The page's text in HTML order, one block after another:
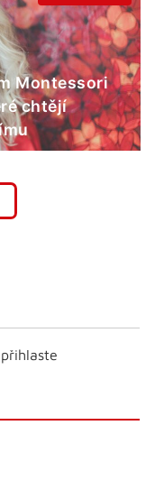
Montessori
chtějí